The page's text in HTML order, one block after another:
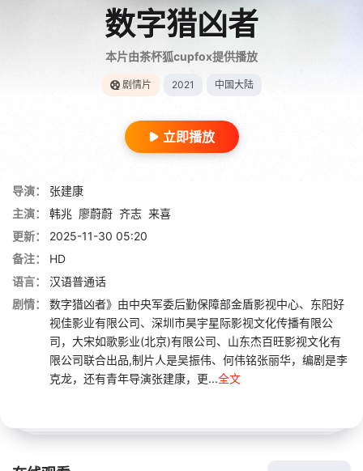
数字猎凶者
本片由茶杯狐cupfox提供播放
剧情片 2021 中国大陆
立即播放
导演：
张建康
主演：
韩兆 廖蔚蔚 齐志 来喜
更新：
2025-11-30 05:20
备注：
HD
语言：
汉语普通话
剧情：
数字猎凶者》由中央军委后勤保障部金盾影视中心、东阳好
视佳影业有限公司、深圳市昊宇星际影视文化传播有限公
司，大宋如歌影业(北京)有限公司、山东杰百旺影视文化有
限公司联合出品,制片人是吴振伟、何伟铭张丽华，编剧是李
克龙，还有青年导演张建康，更...全文